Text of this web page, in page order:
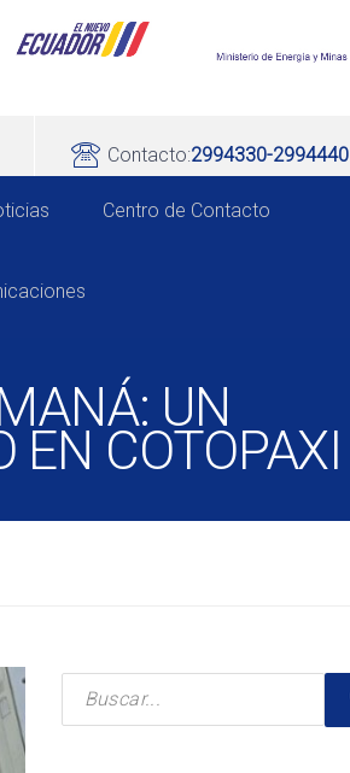
Contacto:2994330-2994440
Centro de Contacto
UN
EN COTOPAXI